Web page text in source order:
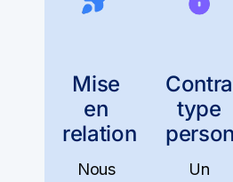
Mise
en
relation
Nous
type
Un